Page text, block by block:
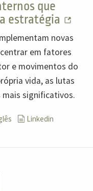
que
estratégia
novas
em fatores
e movimentos do
vida, as lutas
significativos.
Linkedin